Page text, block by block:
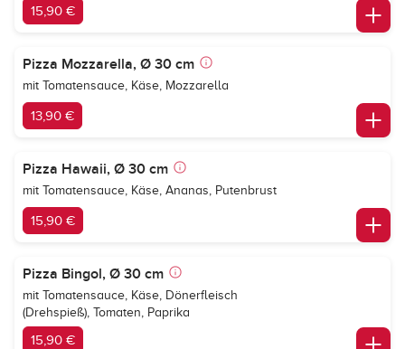
15,90 €
Pizza Mozzarella, Ø 30 cm
mit Tomatensauce, Käse, Mozzarella
13,90 €
Pizza Hawaii, Ø 30 cm
mit Tomatensauce, Käse, Ananas, Putenbrust
15,90 €
Pizza Bingol, Ø 30 cm
mit Tomatensauce, Käse, Dönerfleisch
(Drehspieß), Tomaten, Paprika
15,90 €